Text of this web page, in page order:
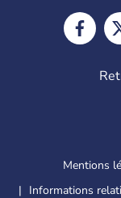
Mentions
Informations